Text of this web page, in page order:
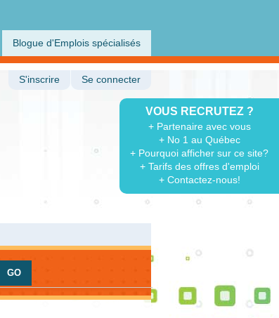
Blogue d'Emplois spécialisés
VOUS RECRUTEZ ?
+ Partenaire avec vous
+ No 1 au Québec
+ Pourquoi afficher sur ce site?
+ Tarifs des offres d'emploi
+ Contactez-nous!
S'inscrire Se connecter